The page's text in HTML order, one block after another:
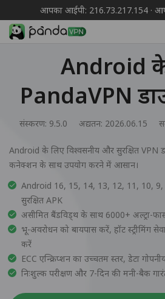
आपका आईपी: 216.73.217.154 ·
Android
PandaVPN
संस्करण: 9.5.0 अद्यतन: 2026.06.15
Android के लिए विश्वसनीय और सुरक्षित VPN
कनेक्शन के साथ उपयोग करने में आसान।
Android 16, 15, 14, 13, 12, 11, 10,
सुरक्षित APK
असीमित बैंडविड्थ के साथ 6000+ अल्ट्रा-
भू-अवरोधन को बायपास करें, हॉट
करें
ECC एन्क्रिप्शन का उच्चतम स्तर, डेटा
निःशुल्क परीक्षण और 7-दिन की मनी-बैक